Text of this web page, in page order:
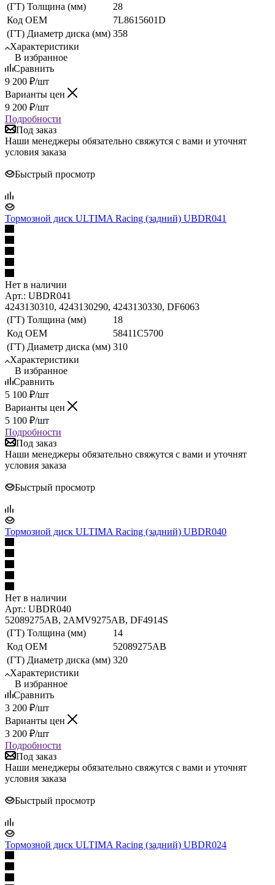
(ГТ) Толщина (мм)
28
Код ОЕМ
7L8615601D
(ГТ) Диаметр диска (мм) 358
Характеристики
В избранное
Сравнить
9 200 ₽/шт
Варианты цен
9 200 ₽/шт
Подробности
Под заказ
Наши менеджеры обязательно свяжутся с вами и уточнят
условия заказа
Быстрый просмотр
Тормозной диск ULTIMA Racing (задний) UBDR041
Нет в наличии
Арт.: UBDR041
4243130310, 4243130290, 4243130330, DF6063
(ГТ) Толщина (мм)
18
Код ОЕМ
58411C5700
(ГТ) Диаметр диска (мм) 310
Характеристики
В избранное
Сравнить
5 100 ₽/шт
Варианты цен
5 100 ₽/шт
Подробности
Под заказ
Наши менеджеры обязательно свяжутся с вами и уточнят
условия заказа
Быстрый просмотр
Тормозной диск ULTIMA Racing (задний) UBDR040
Нет в наличии
Арт.: UBDR040
52089275AB, 2AMV9275AB, DF4914S
(ГТ) Толщина (мм)
14
Код ОЕМ
52089275AB
(ГТ) Диаметр диска (мм) 320
Характеристики
В избранное
Сравнить
3 200 ₽/шт
Варианты цен
3 200 ₽/шт
Подробности
Под заказ
Наши менеджеры обязательно свяжутся с вами и уточнят
условия заказа
Быстрый просмотр
Тормозной диск ULTIMA Racing (задний) UBDR024